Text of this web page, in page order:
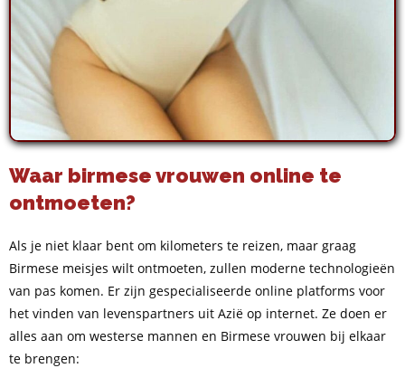
Waar birmese vrouwen online te
ontmoeten?
Als je niet klaar bent om kilometers te reizen, maar graag
Birmese meisjes wilt ontmoeten, zullen moderne technologieën
van pas komen. Er zijn gespecialiseerde online platforms voor
het vinden van levenspartners uit Azië op internet. Ze doen er
alles aan om westerse mannen en Birmese vrouwen bij elkaar
te brengen: